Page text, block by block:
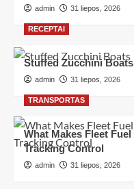
admin 31 liepos, 2026
RECEPTAI
Stuffed Zucchini Boats
admin 31 liepos, 2026
TRANSPORTAS
What Makes Fleet
Tracking Control
admin 31 liepos, 2026